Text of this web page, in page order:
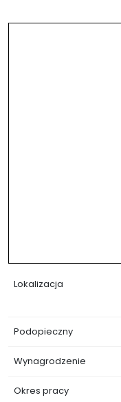
Lokalizacja
Podopieczny
Wynagrodzenie
Okres pracy